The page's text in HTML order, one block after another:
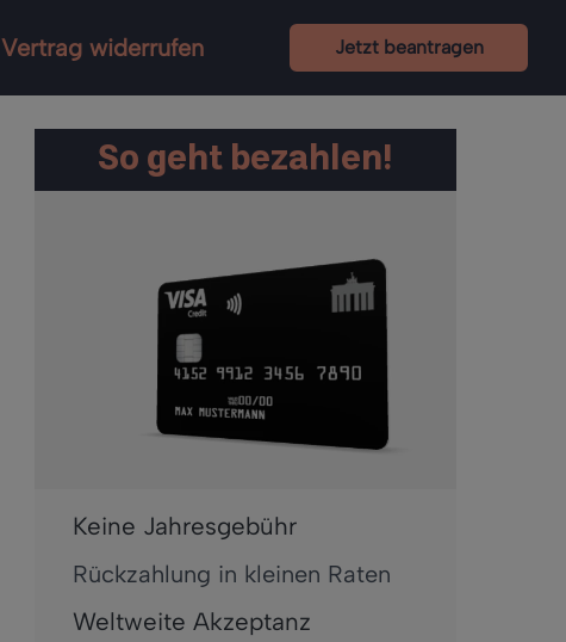
Vertrag widerrufen Jetzt beantragen
So geht bezahlen!
Keine Jahresgebühr
Rückzahlung in kleinen Raten
Weltweite Akzeptanz